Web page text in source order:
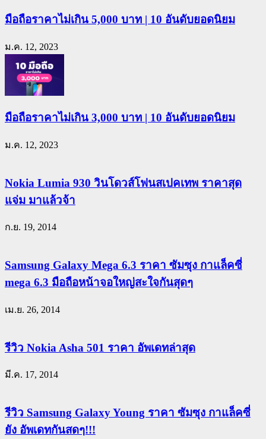
มือถือราคาไม่เกิน 5,000 บาท | 10 อันดับยอดนิยม
ม.ค. 12, 2023
มือถือราคาไม่เกิน 3,000 บาท | 10 อันดับยอดนิยม
ม.ค. 12, 2023
Nokia Lumia 930 วินโดวส์โฟนสเปคเทพ ราคาสุด
แจ่ม มาแล้วจ้า
ก.ย. 19, 2014
Samsung Galaxy Mega 6.3 ราคา ซัมซุง กาแล็คซี่
mega 6.3 มือถือหน้าจอใหญ่สะใจกันสุดๆ
เม.ย. 26, 2014
รีวิว Nokia Asha 501 ราคา อัพเดทล่าสุด
มี.ค. 17, 2014
รีวิว Samsung Galaxy Young ราคา ซัมซุง กาแล็คซี่
ยัง อัพเดทกันสดๆ!!!